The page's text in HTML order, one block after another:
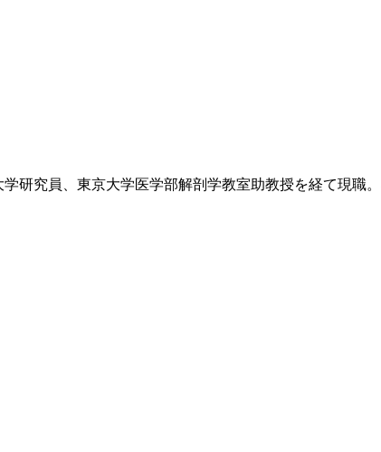
研究員、東京大学医学部解剖学教室助教授を経て現職